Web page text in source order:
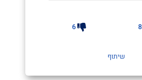
6
שיתוף